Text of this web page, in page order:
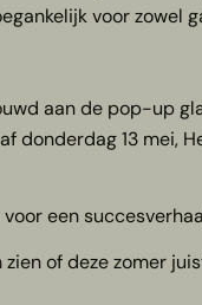
voor zowel
aan de pop-up
donderdag 13 mei,
een
of deze zomer